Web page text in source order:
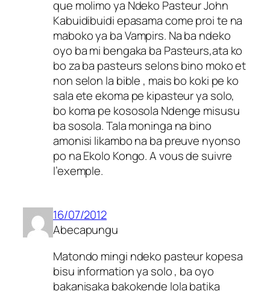
que molimo ya Ndeko Pasteur John
Kabuidibuidi epasama come proi te na
maboko ya ba Vampirs. Na ba ndeko
oyo ba mi bengaka ba Pasteurs,ata ko
bo za ba pasteurs selons bino moko et
non selon la bible , mais bo koki pe ko
sala ete ekoma pe kipasteur ya solo,
bo koma pe kososola Ndenge misusu
ba sosola. Tala moninga na bino
amonisi likambo na ba preuve nyonso
po na Ekolo Kongo. A vous de suivre
l’exemple.
16/07/2012
Abecapungu
Matondo mingi ndeko pasteur kopesa
bisu information ya solo , ba oyo
bakanisaka bakokende lola batika